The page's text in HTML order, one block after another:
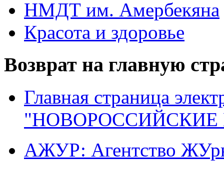
НМДТ им. Амербекяна
Красота и здоровье
Возврат на главную
Главная страница
"НОВОРОССИЙСКИЕ
АЖУР: Агентство